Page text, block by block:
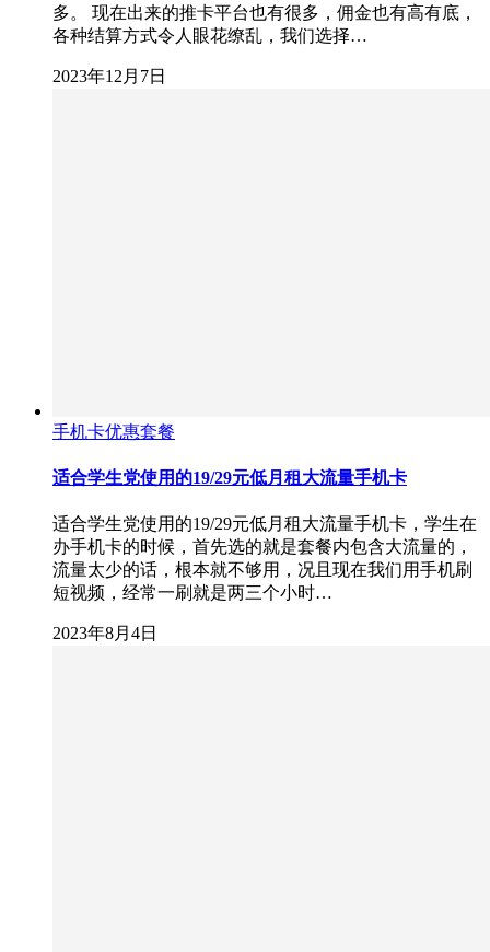
多。 现在出来的推卡平台也有很多，佣金也有高有底，
各种结算方式令人眼花缭乱，我们选择…
2023年12月7日
手机卡优惠套餐
适合学生党使用的19/29元低月租大流量手机卡
适合学生党使用的19/29元低月租大流量手机卡，学生在
办手机卡的时候，首先选的就是套餐内包含大流量的，
流量太少的话，根本就不够用，况且现在我们用手机刷
短视频，经常一刷就是两三个小时…
2023年8月4日